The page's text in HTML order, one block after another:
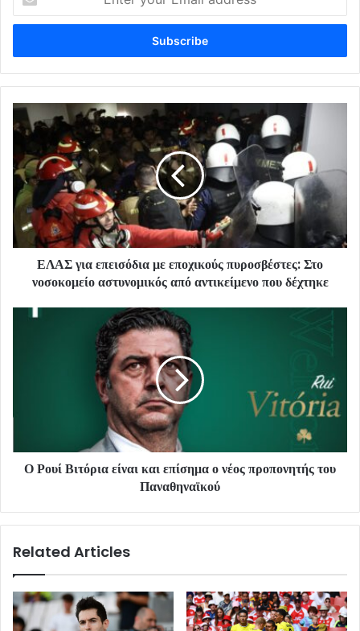
your
Email
ΕΛΑΣ για επεισόδια με εποχικούς πυροσβέστες: Στο
νοσοκομείο αστυνομικός από αντικείμενο που δέχτηκε
Ο Ρουί Βιτόρια είναι και επίσημα ο νέος προπονητής του
Παναθηναϊκού
Related Articles